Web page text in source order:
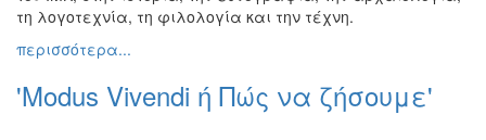
τη λογοτεχνία, τη φιλολογία και την τέχνη.
περισσότερα...
'Modus Vivendi ή Πώς να ζήσουμε'